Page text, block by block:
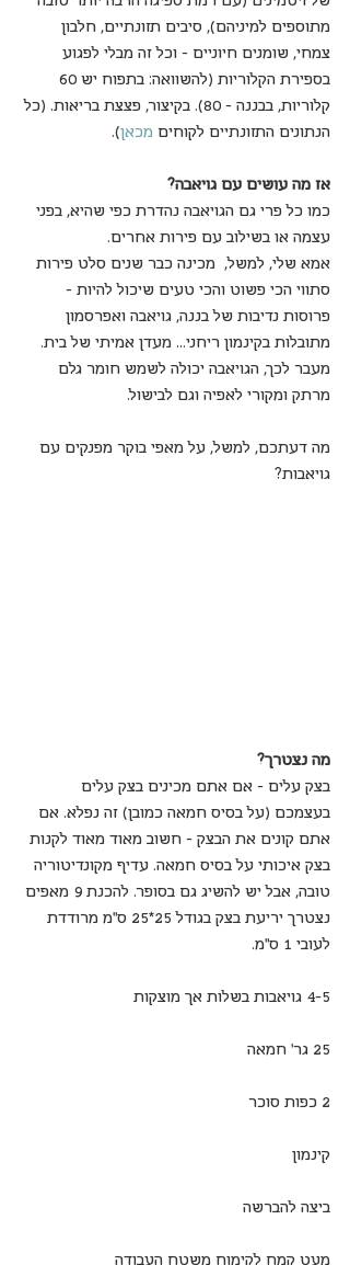
מתוספים למיניהם), סיבים תזונתיים, חלבון
צמחי, שומנים חיוניים – וכל זה מבלי לפגוע
קלוריות, בבננה – 80). בקיצור, פצצת בריאות. (כל
הנתונים התזונתיים לקוחים מכאן).
אז מה עושים עם גויאבה?
כמו כל פרי גם הגויאבה נהדרת כפי שהיא, בפני
עצמה או בשילוב עם פירות אחרים.
אמא שלי, למשל,  מכינה כבר שנים סלט פירות
סתווי הכי פשוט והכי טעים שיכול להיות -
פרוסות נדיבות של בננה, גויאבה ואפרסמון
מתובלות בקינמון ריחני... מעדן אמיתי של בית.
מעבר לכך, הגויאבה יכולה לשמש חומר גלם
מרתק ומקורי לאפיה וגם לבישול.
מה דעתכם, למשל, על מאפי בוקר מפנקים עם
גויאבות?
מה נצטרך?
בצק עלים - אם אתם מכינים בצק עלים
בעצמכם (על בסיס חמאה כמובן) זה נפלא. אם
אתם קונים את הבצק - חשוב מאוד מאוד לקנות
בצק איכותי על בסיס חמאה. עדיף מקונדיטוריה
טובה, אבל יש להשיג גם בסופר. להכנת 9 מאפים
נצטרך יריעת בצק בגודל 25*25 ס"מ מרודדת
לעובי 1 ס"מ.
4-5 גויאבות בשלות אך מוצקות
25 גר' חמאה
2 כפות סוכר
קינמון
ביצה להברשה
מעט קמח לקימוח משטח העבודה